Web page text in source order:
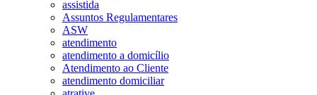
assistida
Assuntos Regulamentares
ASW
atendimento
atendimento a domicílio
Atendimento ao Cliente
atendimento domiciliar